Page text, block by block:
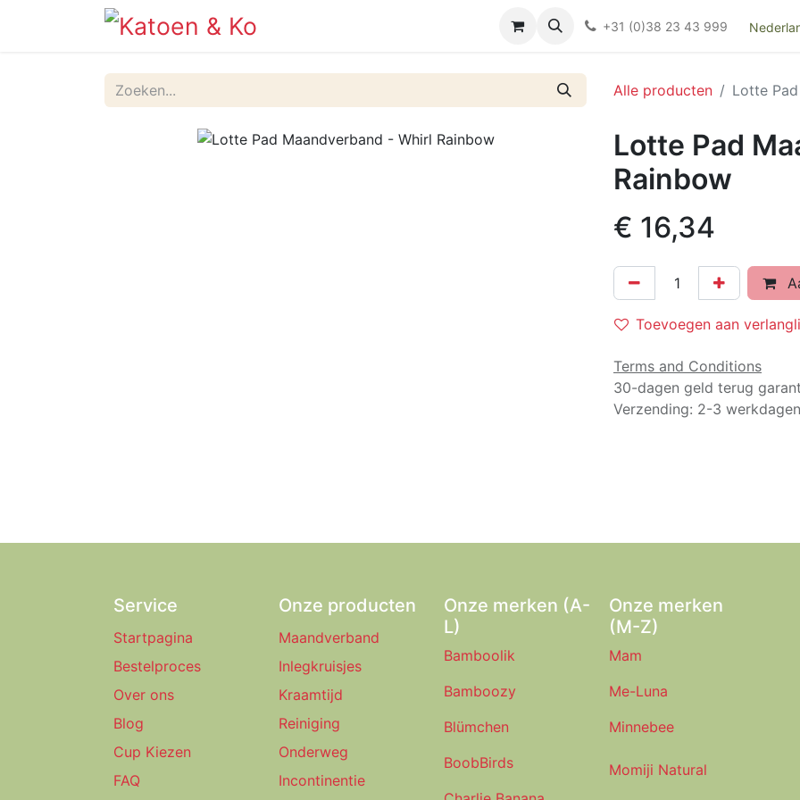
Kieswijzer nacht- en kraamverband
+31 (0)38 23 43 999
Alle producten Lotte
Lotte Pad
Rainbow
€ 16,34
Toevoegen aan
Terms and Conditions
30-dagen geld terug
Verzending: 2-3 werkdagen
Service
Startpagina
Bestelproces
Over ons
Blog
Cup Kiezen
FAQ
Onze merken (A-
L)
Bamboolik
Bamboozy
Blümchen
BoobBirds
Onze merken
(M-Z)
Mam
Me-Luna
Minnebee
Momiji Natural
Onze producten
Maandverband
Inlegkruisjes
Kraamtijd
Reiniging
Onderweg
Incontinentie